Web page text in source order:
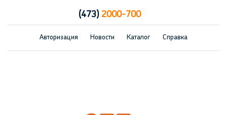
(473)2000-700
Авторизация Новости Каталог Справка